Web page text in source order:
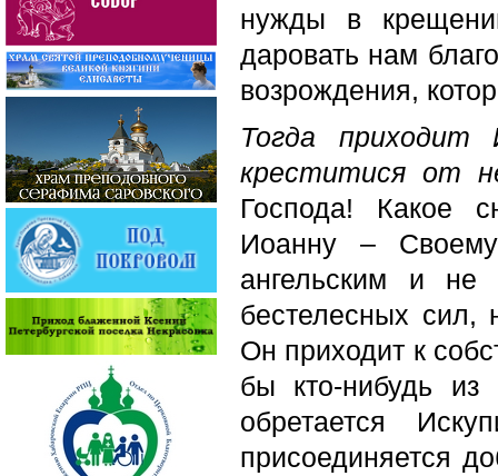
нужды в
даровать нам
возрождения,
Тогда
креститися от
Господа! Какое
Иоанну –
ангельским и
бестелесных сил,
Он приходит к
бы кто-нибудь из
обретается
присоединяется